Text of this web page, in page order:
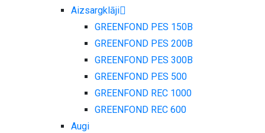
Aizsargklāji
GREENFOND PES 150B
GREENFOND PES 200B
GREENFOND PES 300B
GREENFOND PES 500
GREENFOND REC 1000
GREENFOND REC 600
Augi